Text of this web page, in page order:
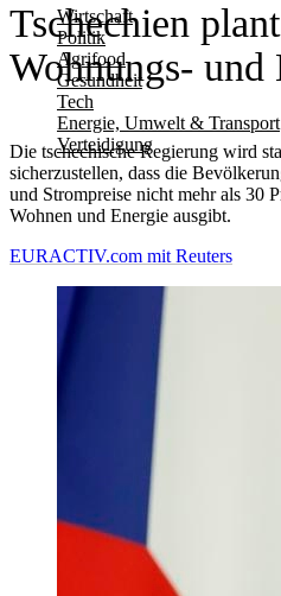
Wirtschaft
Politik
Agrifood
Gesundheit
Tech
Energie, Umwelt & Transport
Verteidigung
Tschechien
Wohnungs- und
Die tschechische Regierung wird
sicherzustellen, dass die
und Strompreise nicht mehr als 30
Wohnen und Energie ausgibt.
EURACTIV.com mit Reuters